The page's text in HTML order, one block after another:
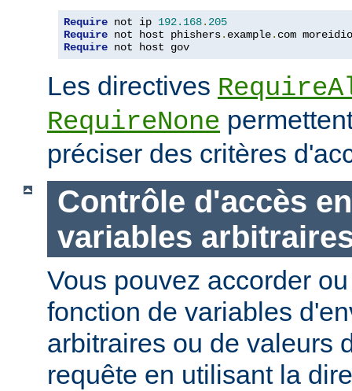
Require not ip 192.168. 205
Require not host phishers. example. com
Require not host gov
Les directives
RequireNone
préciser des critères
Contrôle d'accès
variables
Vous pouvez accorder
fonction de variables
arbitraires ou de valeurs
requête en utilisant la